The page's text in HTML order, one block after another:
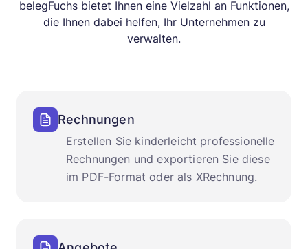
belegFuchs bietet Ihnen eine Vielzahl an Funktionen,
die Ihnen dabei helfen, Ihr Unternehmen zu
verwalten.
Rechnungen
Erstellen Sie kinderleicht professionelle
Rechnungen und exportieren Sie diese
im PDF-Format oder als XRechnung.